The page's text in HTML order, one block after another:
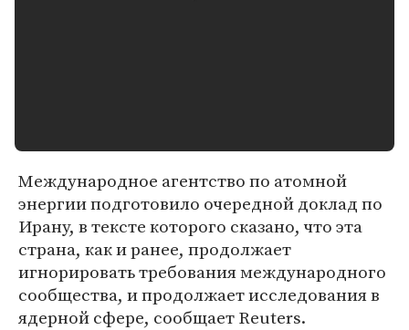
Международное агентство по атомной
энергии подготовило очередной доклад по
Ирану, в тексте которого сказано, что эта
страна, как и ранее, продолжает
игнорировать требования международного
сообщества, и продолжает исследования в
ядерной сфере, сообщает Reuters.